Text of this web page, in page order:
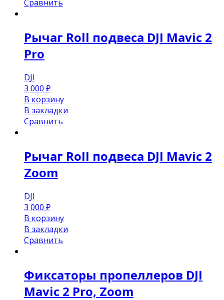
Сравнить
Рычаг Roll подвеса DJI Mavic 2
Pro
DJI
3 000 ₽
В корзину
В закладки
Сравнить
Рычаг Roll подвеса DJI Mavic 2
Zoom
DJI
3 000 ₽
В корзину
В закладки
Сравнить
Фиксаторы пропеллеров DJI
Mavic 2 Pro, Zoom